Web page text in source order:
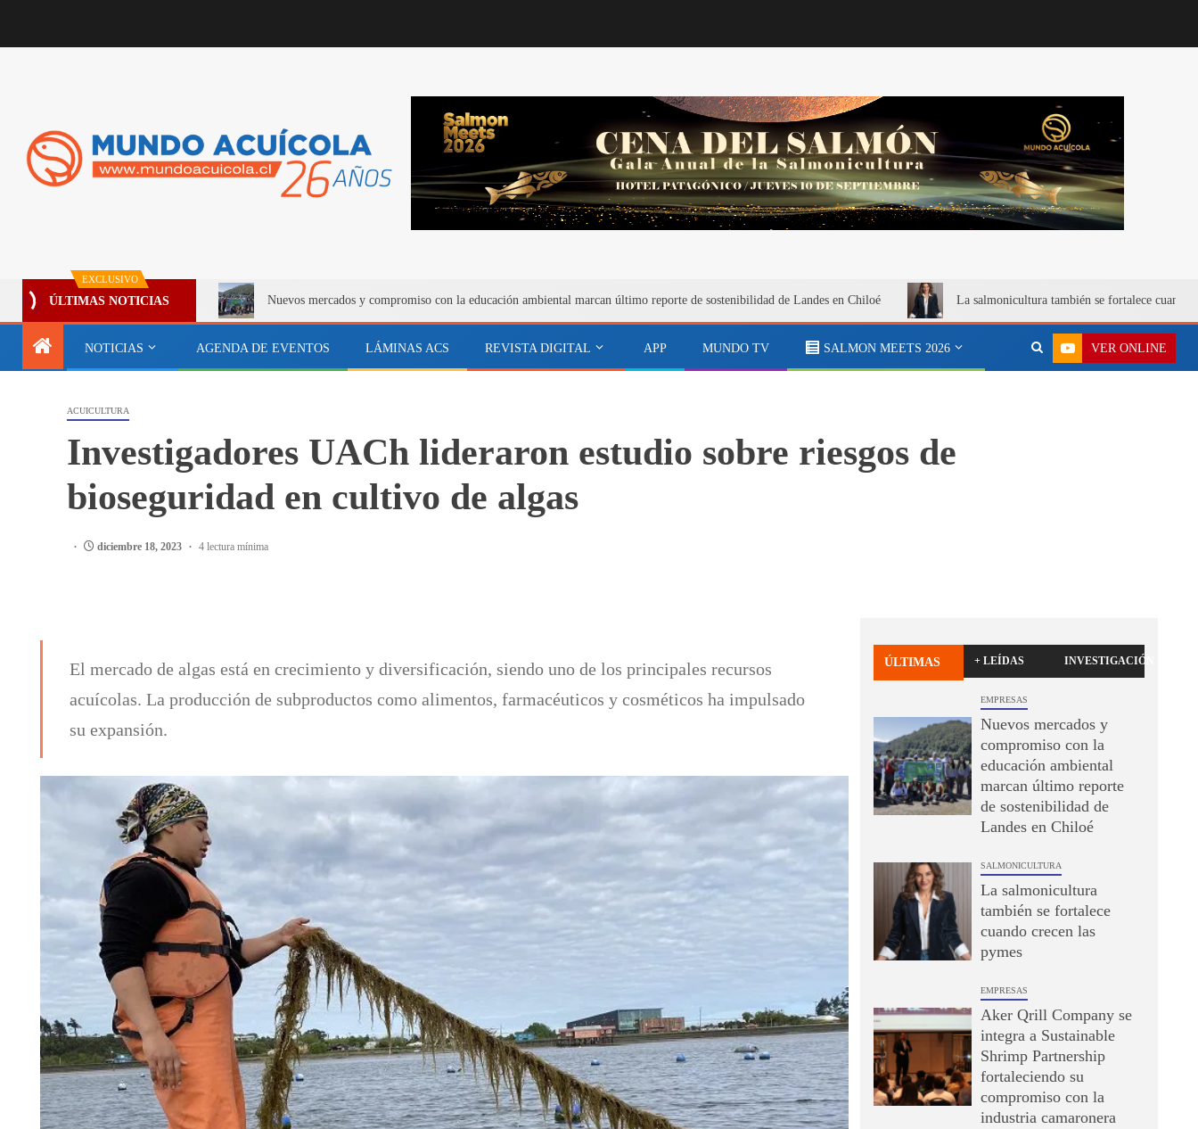
EXCLUSIVO
ÚLTIMAS NOTICIAS Nuevos mercados y compromiso con la educación ambiental marcan último reporte de sostenibilidad de Landes en Chiloé La salmonicultura también se fortalece cuando
NOTICIAS AGENDA DE EVENTOS LÁMINAS ACS REVISTA DIGITAL APP MUNDO TV SALMON MEETS 2026 VER ONLINE
ACUICULTURA
Investigadores UACh lideraron estudio sobre riesgos de
bioseguridad en cultivo de algas
diciembre 18, 2023 4 lectura mínima
El mercado de algas está en crecimiento y diversificación, siendo uno de los principales recursos
acuícolas. La producción de subproductos como alimentos, farmacéuticos y cosméticos ha impulsado
su expansión.
ÚLTIMAS + LEÍDAS INVESTIGACIÓN
EMPRESAS
Nuevos mercados y
compromiso con la
educación ambiental
marcan último reporte
de sostenibilidad de
Landes en Chiloé
SALMONICULTURA
La salmonicultura
también se fortalece
cuando crecen las
pymes
EMPRESAS
Aker Qrill Company se
integra a Sustainable
Shrimp Partnership
fortaleciendo su
compromiso con la
industria camaronera